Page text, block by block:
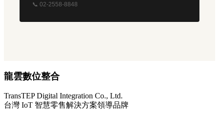
📞 02-2558-8848
龍雲數位整合
TransTEP Digital Integration Co., Ltd.
台灣 IoT 智慧零售解決方案領導品牌